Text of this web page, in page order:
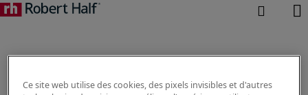
Ce site web utilise des cookies, des pixels invisibles et d'autres